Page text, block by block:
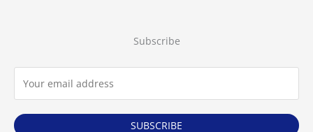
Subscribe
SUBSCRIBE